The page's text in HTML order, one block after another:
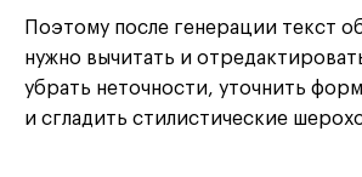
Поэтому после генерации текст
нужно вычитать и
убрать неточности, уточнить
и сгладить стилистические